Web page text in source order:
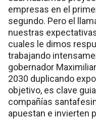
empresas en el
segundo. Pero el
nuestras
cuales le dimos
trabajando
gobernador
2030 duplicando
objetivo, es clave
compañías
apuestan e invierten